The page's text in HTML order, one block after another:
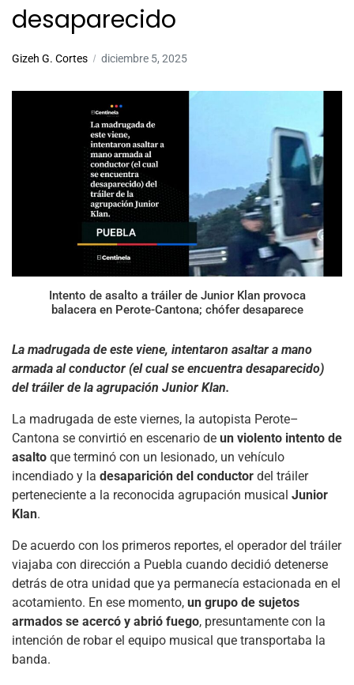
desaparecido
Gizeh G. Cortes diciembre 5, 2025
Intento de asalto a tráiler de Junior Klan provoca
balacera en Perote-Cantona; chófer desaparece
La madrugada de este viene, intentaron asaltar a mano
armada al conductor (el cual se encuentra desaparecido)
del tráiler de la agrupación Junior Klan.
La madrugada de este viernes, la autopista Perote–
Cantona se convirtió en escenario de un violento intento de
asalto que terminó con un lesionado, un vehículo
incendiado y la desaparición del conductor del tráiler
perteneciente a la reconocida agrupación musical Junior
Klan.
De acuerdo con los primeros reportes, el operador del tráiler
viajaba con dirección a Puebla cuando decidió detenerse
detrás de otra unidad que ya permanecía estacionada en el
acotamiento. En ese momento, un grupo de sujetos
armados se acercó y abrió fuego, presuntamente con la
intención de robar el equipo musical que transportaba la
banda.